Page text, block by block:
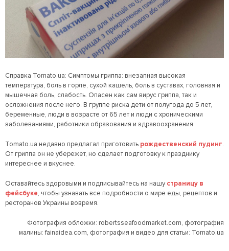
Справка Tomato.ua: Симптомы гриппа: внезапная высокая
температура, боль в горле, сухой кашель, боль в суставах, головная и
мышечная боль, слабость. Опасен как сам вирус гриппа, так и
осложнения после него. В группе риска дети от полугода до 5 лет,
беременные, люди в возрасте от 65 лет и люди с хроническими
заболеваниями, работники образования и здравоохранения.
Tomato.ua недавно предлагал приготовить рождественский пудинг.
От гриппа он не убережет, но сделает подготовку к празднику
интереснее и вкуснее.
Оставайтесь здоровыми и подписывайтесь на нашустраницу в
фейсбуке, чтобы узнавать все подробности о мире еды, рецептов и
ресторанов Украины вовремя.
Фотография обложки: robertsseafoodmarket.com, фотография
малины: fainaidea.com, фотография и видео для статьи: Tomato.ua